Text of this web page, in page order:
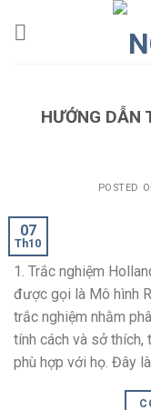
HƯỚNG DẪN
POSTED
07
Th10
1. Trắc nghiệm
được gọi là Mô hình
trắc nghiệm nhằm
tính cách và sở thích,
phù hợp với họ. Đây là